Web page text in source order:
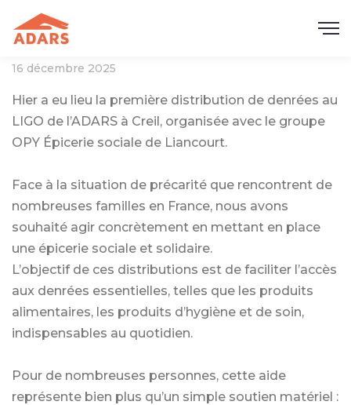
16 décembre 2025
Hier a eu lieu la première distribution de denrées au
LIGO de l’ADARS à Creil, organisée avec le groupe
OPY Épicerie sociale de Liancourt.
Face à la situation de précarité que rencontrent de
nombreuses familles en France, nous avons
souhaité agir concrètement en mettant en place
une épicerie sociale et solidaire.
L’objectif de ces distributions est de faciliter l’accès
aux denrées essentielles, telles que les produits
alimentaires, les produits d’hygiène et de soin,
indispensables au quotidien.
Pour de nombreuses personnes, cette aide
représente bien plus qu’un simple soutien matériel :